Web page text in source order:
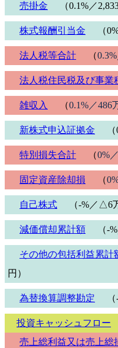
売掛金 （0.1%／
株式報酬引当金 （
法人税等合計 （
法人税住民税及び事業
雑収入 （0.1%／486
新株式申込証拠金
特別損失合計 （0%
固定資産除却損 （
自己株式 （-%／△6
減価償却累計額 （-
その他の包括利益累計
円）
為替換算調整勘定
投資キャッシュフロー
売上総利益又は売上総